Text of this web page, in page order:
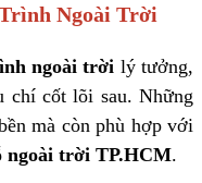
Ngoài Trời
ngoài trời lý tưởng,
chí cốt lõi sau. Những
mà còn phù hợp với
ngoài trời TP.HCM.